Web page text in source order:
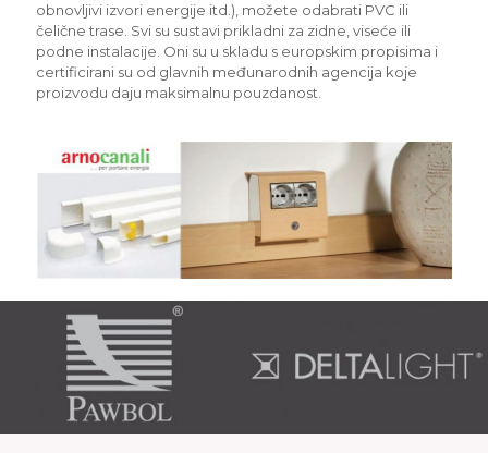
obnovljivi izvori energije itd.), možete odabrati PVC ili
čelične trase. Svi su sustavi prikladni za zidne, viseće ili
podne instalacije. Oni su u skladu s europskim propisima i
certificirani su od glavnih međunarodnih agencija koje
proizvodu daju maksimalnu pouzdanost.